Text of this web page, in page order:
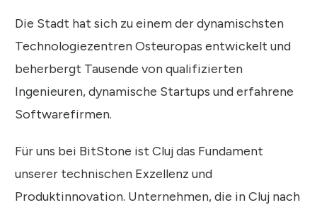
Die Stadt hat sich zu einem der dynamischsten
Technologiezentren Osteuropas entwickelt und
beherbergt Tausende von qualifizierten
Ingenieuren, dynamische Startups und erfahrene
Softwarefirmen.
Für uns bei BitStone ist Cluj das Fundament
unserer technischen Exzellenz und
Produktinnovation. Unternehmen, die in Cluj nach